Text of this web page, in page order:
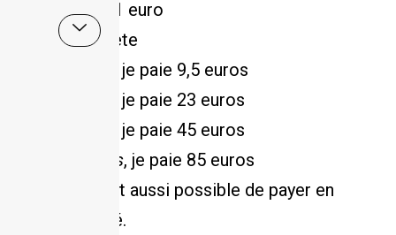
1 pratique = 1 euro
Mais si j’achète
, je paie 9,5 euros
, je paie 23 euros
, je paie 45 euros
pratiques, je paie 85 euros
Bien sûr, il est aussi possible de payer en
euros au café.